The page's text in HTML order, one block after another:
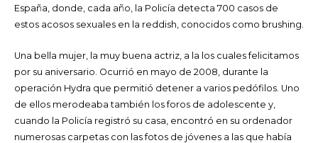
España, donde, cada año, la Policía detecta 700 casos de
estos acosos sexuales en la reddish, conocidos como brushing.
Una bella mujer, la muy buena actriz, a la los cuales felicitamos
por su aniversario. Ocurrió en mayo de 2008, durante la
operación Hydra que permitió detener a varios pedófilos. Uno
de ellos merodeaba también los foros de adolescente y,
cuando la Policía registró su casa, encontró en su ordenador
numerosas carpetas con las fotos de jóvenes a las que había